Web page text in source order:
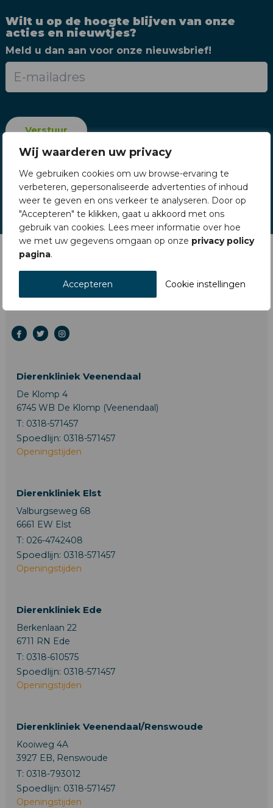
Wij waarderen uw privacy
We gebruiken cookies om uw browse-ervaring te
verbeteren, gepersonaliseerde advertenties of inhoud
weer te geven en ons verkeer te analyseren. Door op
"Accepteren" te klikken, gaat u akkoord met ons
gebruik van cookies. Lees meer informatie over hoe
we met uw gegevens omgaan op onze privacy policy
pagina.
Cookie instellingen
Accepteren
Wilt u op de hoogte blijven van onze
acties en nieuwtjes?
Meld u dan aan voor onze nieuwsbrief!
Dierenkliniek Veenendaal
De Klomp 4
6745 WB De Klomp (Veenendaal)
T: 0318-571457
Spoedlijn: 0318-571457
Openingstijden
Dierenkliniek Elst
Valburgseweg 68
6661 EW Elst
T: 026-4742408
Spoedlijn: 0318-571457
Openingstijden
Dierenkliniek Ede
Berkenlaan 22
6711 RN Ede
T: 0318-610575
Spoedlijn: 0318-571457
Openingstijden
Dierenkliniek Veenendaal/Renswoude
Kooiweg 4A
3927 EB, Renswoude
T: 0318-793012
Spoedlijn: 0318-571457
Openingstijden